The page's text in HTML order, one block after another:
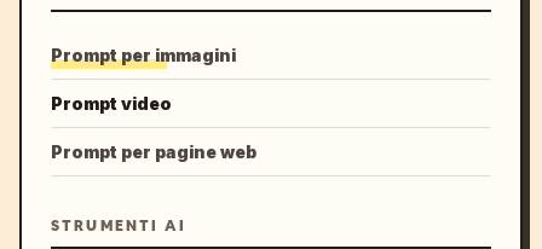
Prompt per immagini
Prompt video
Prompt per pagine web
STRUMENTI AI